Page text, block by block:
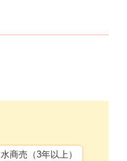
水商売（3年以上）